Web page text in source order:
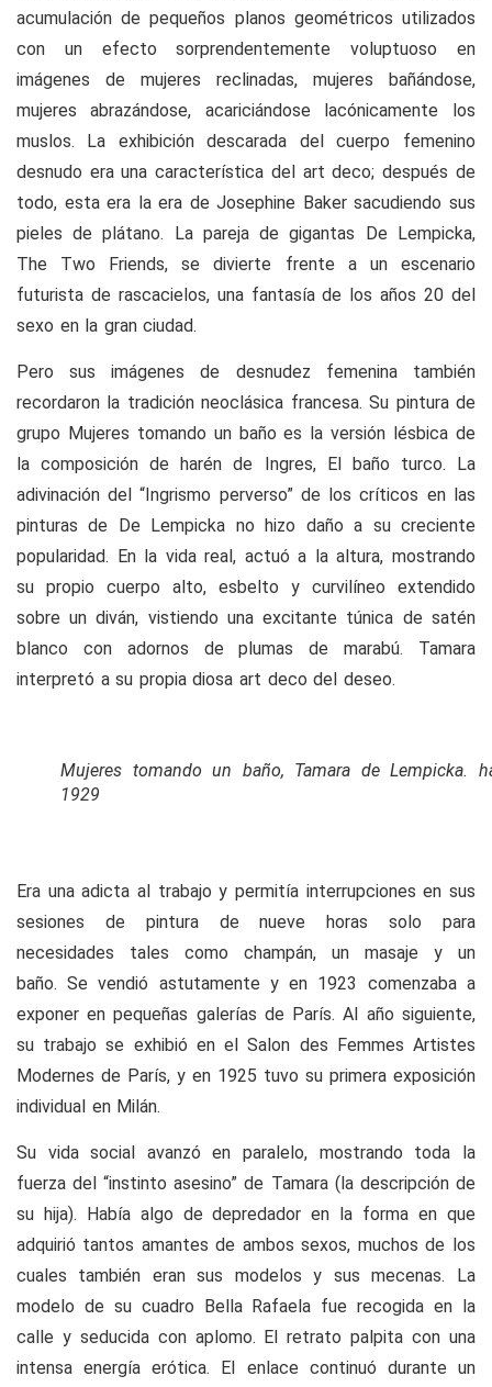
acumulación de pequeños planos geométricos utilizados
con un efecto sorprendentemente voluptuoso en
imágenes de mujeres reclinadas, mujeres bañándose,
mujeres abrazándose, acariciándose lacónicamente los
muslos. La exhibición descarada del cuerpo femenino
desnudo era una característica del art deco; después de
todo, esta era la era de Josephine Baker sacudiendo sus
pieles de plátano. La pareja de gigantas De Lempicka,
The Two Friends, se divierte frente a un escenario
futurista de rascacielos, una fantasía de los años 20 del
sexo en la gran ciudad.
Pero sus imágenes de desnudez femenina también
recordaron la tradición neoclásica francesa. Su pintura de
grupo Mujeres tomando un baño es la versión lésbica de
la composición de harén de Ingres, El baño turco. La
adivinación del “Ingrismo perverso” de los críticos en las
pinturas de De Lempicka no hizo daño a su creciente
popularidad. En la vida real, actuó a la altura, mostrando
su propio cuerpo alto, esbelto y curvilíneo extendido
sobre un diván, vistiendo una excitante túnica de satén
blanco con adornos de plumas de marabú. Tamara
interpretó a su propia diosa art deco del deseo.
Mujeres tomando un baño, Tamara de Lempicka.
1929
Era una adicta al trabajo y permitía interrupciones en sus
sesiones de pintura de nueve horas solo para
necesidades tales como champán, un masaje y un
baño. Se vendió astutamente y en 1923 comenzaba a
exponer en pequeñas galerías de París. Al año siguiente,
su trabajo se exhibió en el Salon des Femmes Artistes
Modernes de París, y en 1925 tuvo su primera exposición
individual en Milán.
Su vida social avanzó en paralelo, mostrando toda la
fuerza del “instinto asesino” de Tamara (la descripción de
su hija). Había algo de depredador en la forma en que
adquirió tantos amantes de ambos sexos, muchos de los
cuales también eran sus modelos y sus mecenas. La
modelo de su cuadro Bella Rafaela fue recogida en la
calle y seducida con aplomo. El retrato palpita con una
intensa energía erótica. El enlace continuó durante un